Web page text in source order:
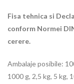
Fisa tehnica si
conform Normei
cerere.
Ambalaje posibile:
1000 g, 2,5 kg, 5 kg,